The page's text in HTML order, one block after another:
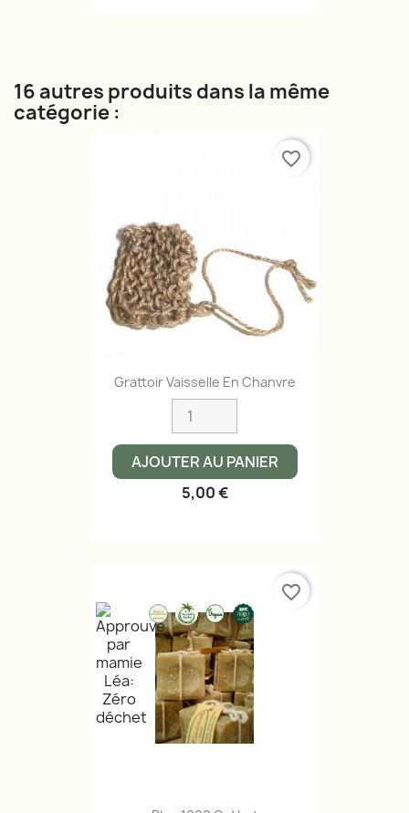
16 autres produits dans la même
catégorie :
Grattoir Vaisselle En Chanvre
AJOUTER AU PANIER
5,00 €
favorite_border
favorite_border